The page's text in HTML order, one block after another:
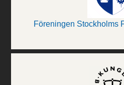
Föreningen Stockholms